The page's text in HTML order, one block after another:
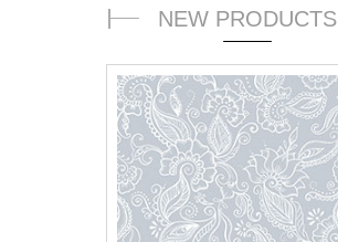
NEW PRODUCTS